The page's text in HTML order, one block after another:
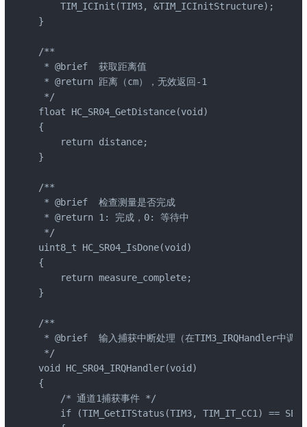
    TIM_ICInit(TIM3, &TIM_ICInitStructure);
}
/**
* @brief  获取距离值
* @return 距离（cm），无效返回-1
*/
float HC_SR04_GetDistance(void)
{
    return distance;
}
/**
* @brief  检查测量是否完成
* @return 1: 完成，0: 等待中
*/
uint8_t HC_SR04_IsDone(void)
{
    return measure_complete;
}
/**
* @brief  输入捕获中断处理（在TIM3_IRQHandler中调用
*/
void HC_SR04_IRQHandler(void)
{
    /* 通道1捕获事件 */
    if (TIM_GetITStatus(TIM3, TIM_IT_CC1) == SET)